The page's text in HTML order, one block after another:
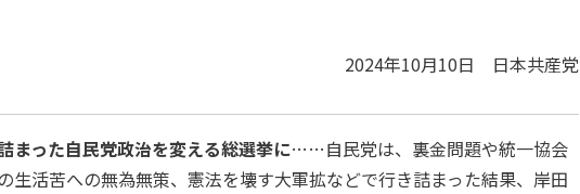
2024年10月10日 日本共産党
まった自民党政治を変える総選挙に……自民党は、裏金問題や統一協会
生活苦への無為無策、憲法を壊す大軍拡などで行き詰まった結果、岸田